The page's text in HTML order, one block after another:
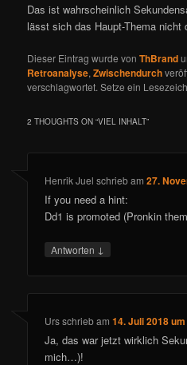
Das ist wahrscheinlich
lässt sich das Haupt-Thema nicht
Dieser Eintrag wurde vonThBrand
Retroanalyse,Zwischendurch
verschlagwortet. Setze ein
2 THOUGHTS ON “VIEL INHALT”
Henrik Juel schriebam27.
If you need a hint:
Dd1 is promoted (Pronkin
Antworten ↓
Ursschriebam14. Juli 2018
Ja, das war jetzt wirklich
mich…)!